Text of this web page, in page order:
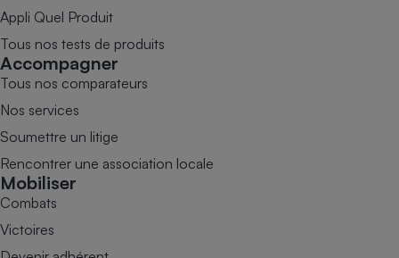
Appli Quel Produit
Tous nos tests de produits
Accompagner
Tous nos comparateurs
Nos services
Soumettre un litige
Rencontrer une association locale
Mobiliser
Combats
Victoires